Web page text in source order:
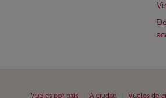
Vuelos por país A ciudad Vuelos de